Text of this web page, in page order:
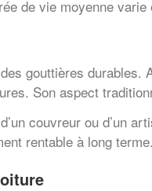
de vie moyenne
gouttières
Son aspect
couvreur ou d’un
rentable à long terme.